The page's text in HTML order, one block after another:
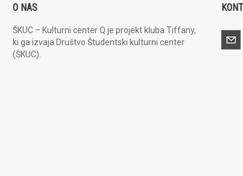
O NAS
ŠKUC – Kulturni center Q je projekt kluba Tiffany,
ki ga izvaja Društvo Študentski kulturni center
(ŠKUC).